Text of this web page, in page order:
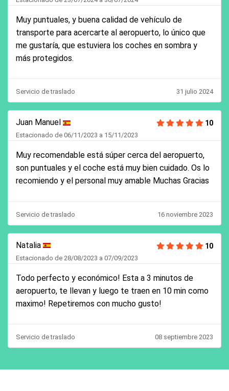
Muy puntuales, y buena calidad de vehículo de
transporte para acercarte al aeropuerto, lo único que
me gustaría, que estuviera los coches en sombra y
más protegidos.
Servicio de traslado 31 julio 2024
Juan Manuel 10
Estacionado de 06/11/2023 a 15/11/2023
Muy recomendable está súper cerca del aeropuerto,
son puntuales y el coche está muy bien cuidado. Os lo
recomiendo y el personal muy amable Muchas Gracias
Servicio de traslado 16 noviembre 2023
Natalia 10
Estacionado de 28/08/2023 a 07/09/2023
Todo perfecto y económico! Esta a 3 minutos de
aeropuerto, te llevan y luego te traen en 10 min como
maximo! Repetiremos con mucho gusto!
Servicio de traslado 08 septiembre 2023